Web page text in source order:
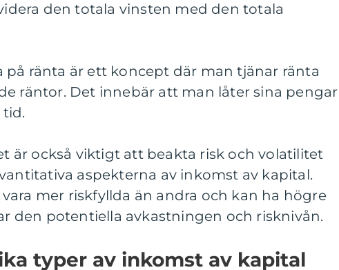
den totala vinsten med den totala
på ränta är ett koncept där man tjänar ränta
räntor. Det innebär att man låter sina pengar
är också viktigt att beakta risk och volatilitet
aspekterna av inkomst av kapital.
mer riskfyllda än andra och kan ha högre
den potentiella avkastningen och risknivån.
typer av inkomst av kapital